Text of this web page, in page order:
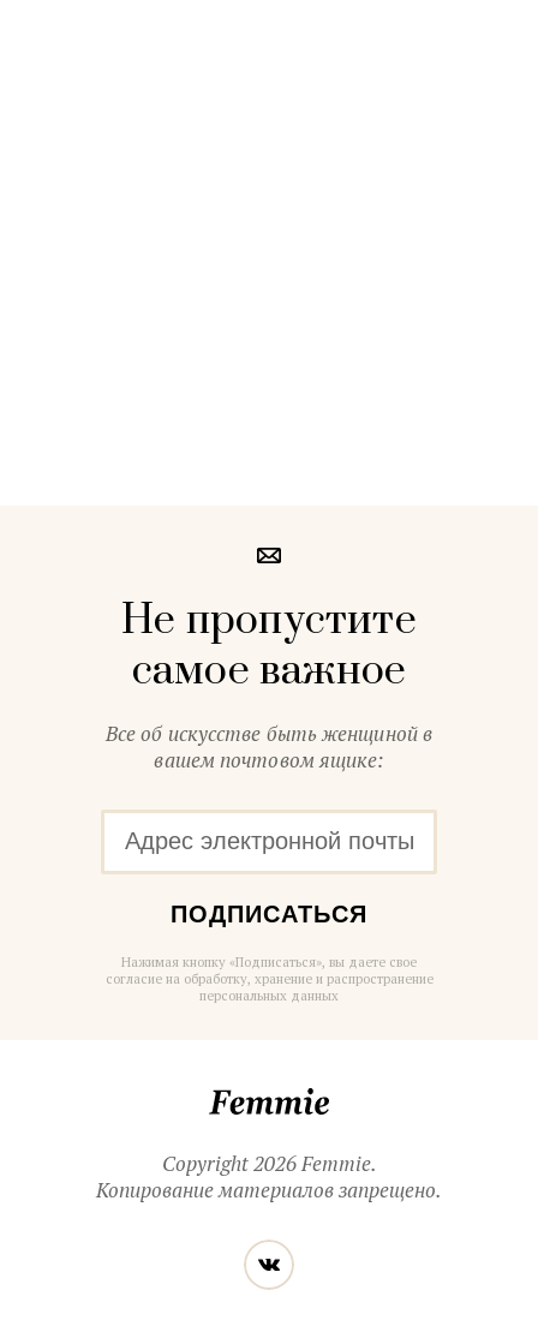
Не пропустите
самое важное
Все об искусстве быть женщиной в
вашем почтовом ящике:
ПОДПИСАТЬСЯ
Нажимая кнопку «Подписаться», вы даете свое
согласие на обработку, хранение и распространение
персональных данных
Copyright 2026 Femmie.
Копирование материалов запрещено.
Читайте
нас
в социальных